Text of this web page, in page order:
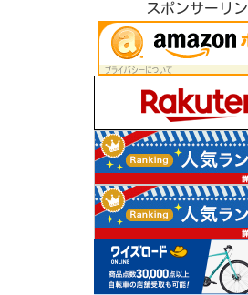
スポンサーリ